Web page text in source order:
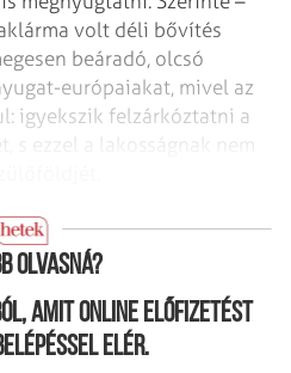
volt déli bővítés
beáradó, olcsó
európaiakat, mivel az
igyekszik felzárkóztatni a
s ezzel a lakosságnak nem
olvasná?
amit online előfizetést
elér.